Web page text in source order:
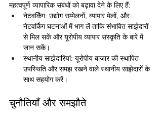
महत्वपूर्ण व्यापारिक संबंधों को बढ़ावा देने के लिए हैं:
नेटवर्किंग: उद्योग सम्मेलनों, व्यापार मेलों, और
नेटवर्किंग घटनाओं में भाग लें ताकि संभावित साझेदारों
से मिल सकें और यूरोपीय व्यापार संस्कृति के बारे में
जान सकें।
स्थानीय साझेदारियां: यूरोपीय बाजार की स्थापित
उपस्थिति और समझ रखने वाले स्थानीय साझेदारों के
साथ सहयोग करें।
चुनौतियाँ और समझौते